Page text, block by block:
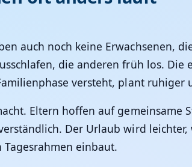
auch noch keine Erwachsenen,
die anderen früh los.
versteht, plant
Eltern hoffen auf gemeinsame
Der Urlaub wird
einbaut.